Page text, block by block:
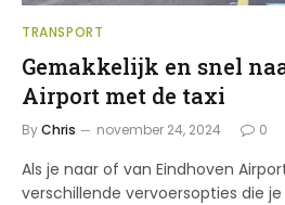
TRANSPORT
Gemakkelijk en snel
Airport met de taxi
ByChris november 24, 2024 0
Als je naar of van Eindhoven
verschillende vervoersopties die